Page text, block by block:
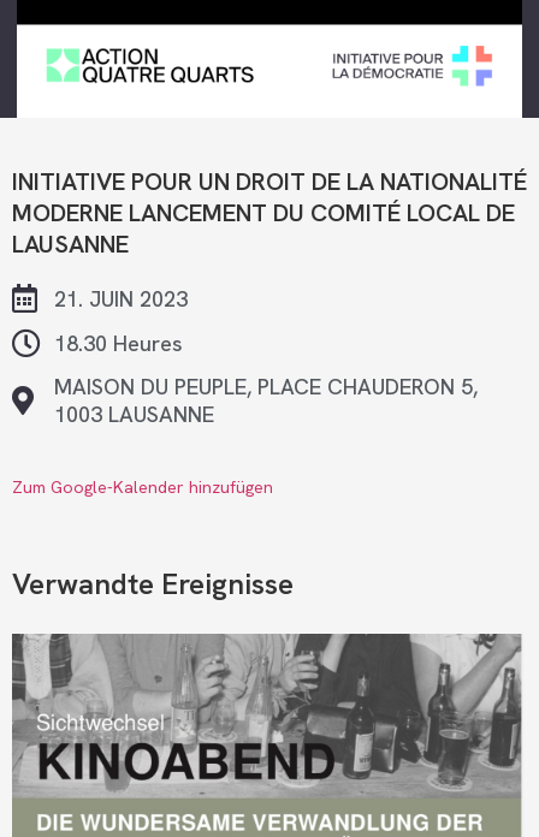
INITIATIVE POUR UN DROIT DE LA NATIONALITÉ
MODERNE LANCEMENT DU COMITÉ LOCAL DE
LAUSANNE
21. JUIN 2023
18.30 Heures
MAISON DU PEUPLE, PLACE CHAUDERON 5,
1003 LAUSANNE
Zum Google-Kalender hinzufügen
Verwandte Ereignisse